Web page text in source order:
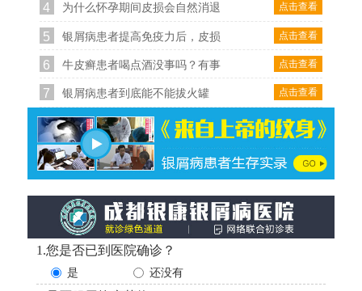
4 点击查看
为什么怀孕期间皮损会自然消退
5 点击查看
银屑病患者提高免疫力后，皮损
6 点击查看
牛皮癣患者喝点酒没事吗？有事
7 点击查看
银屑病患者到底能不能拔火罐
1.您是否已到医院确诊？
是 还没有